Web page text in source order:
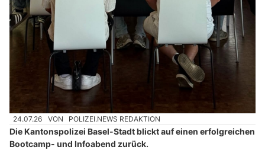
24.07.26 VON POLIZEI.NEWS REDAKTION
Die Kantonspolizei Basel-Stadt blickt auf einen erfolgreichen
Bootcamp- und Infoabend zurück.